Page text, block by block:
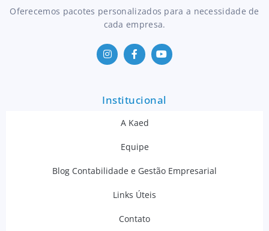
Oferecemos pacotes personalizados para a necessidade de
cada empresa.
Institucional
A Kaed
Equipe
Blog Contabilidade e Gestão Empresarial
Links Úteis
Contato